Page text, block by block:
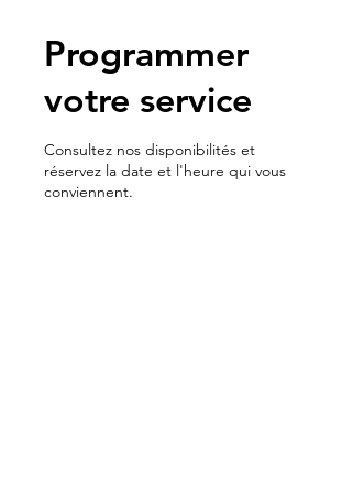
Programmer
votre service
Consultez nos disponibilités et
réservez la date et l'heure qui vous
conviennent.